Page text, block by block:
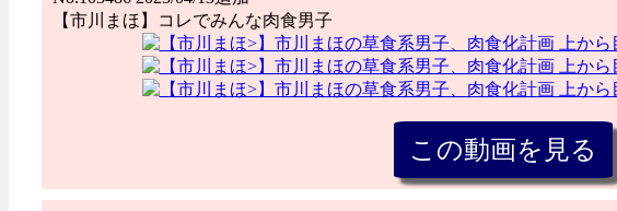
【市川まほ】コレでみんな肉食男子